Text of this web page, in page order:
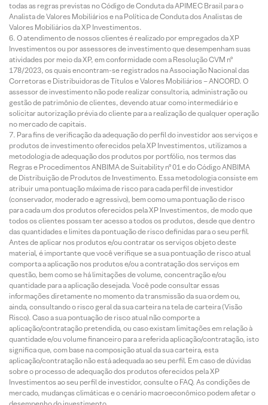
todas as regras previstas no Código de Conduta da APIMEC Brasil para o
Analista de Valores Mobiliários e na Política de Conduta dos Analistas de
Valores Mobiliários da XP Investimentos.
O atendimento de nossos clientes é realizado por empregados da XP
Investimentos ou por assessores de investimento que desempenham suas
atividades por meio da XP, em conformidade com a Resolução CVM nº
178/2023, os quais encontram-se registrados na Associação Nacional das
Corretoras e Distribuidoras de Títulos e Valores Mobiliários – ANCORD. O
assessor de investimento não pode realizar consultoria, administração ou
gestão de patrimônio de clientes, devendo atuar como intermediário e
solicitar autorização prévia do cliente para a realização de qualquer operação
no mercado de capitais.
Para fins de verificação da adequação do perfil do investidor aos serviços e
produtos de investimento oferecidos pela XP Investimentos, utilizamos a
metodologia de adequação dos produtos por portfólio, nos termos das
Regras e Procedimentos ANBIMA de Suitability nº 01 e do Código ANBIMA
de Distribuição de Produtos de Investimento. Essa metodologia consiste em
atribuir uma pontuação máxima de risco para cada perfil de investidor
(conservador, moderado e agressivo), bem como uma pontuação de risco
para cada um dos produtos oferecidos pela XP Investimentos, de modo que
todos os clientes possam ter acesso a todos os produtos, desde que dentro
das quantidades e limites da pontuação de risco definidas para o seu perfil.
Antes de aplicar nos produtos e/ou contratar os serviços objeto deste
material, é importante que você verifique se a sua pontuação de risco atual
comporta a aplicação nos produtos e/ou a contratação dos serviços em
questão, bem como se há limitações de volume, concentração e/ou
quantidade para a aplicação desejada. Você pode consultar essas
informações diretamente no momento da transmissão da sua ordem ou,
ainda, consultando o risco geral da sua carteira na tela de carteira (Visão
Risco). Caso a sua pontuação de risco atual não comporte a
aplicação/contratação pretendida, ou caso existam limitações em relação à
quantidade e/ou volume financeiro para a referida aplicação/contratação, isto
significa que, com base na composição atual da sua carteira, esta
aplicação/contratação não está adequada ao seu perfil. Em caso de dúvidas
sobre o processo de adequação dos produtos oferecidos pela XP
Investimentos ao seu perfil de investidor, consulte o FAQ. As condições de
mercado, mudanças climáticas e o cenário macroeconômico podem afetar o